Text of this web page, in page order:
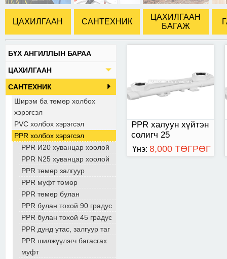
ЦАХИЛГААН САНТЕХНИК
ЦАХИЛГААН
БАГАЖ
БҮХ АНГИЛЛЫН БАРАА
ЦАХИЛГААН
САНТЕХНИК
Ширэм ба төмөр холбох
хэрэгсэл
PVC холбох хэрэгсэл
PPR холбох хэрэгсэл
PPR И20 хуванцар хоолой
PPR N25 хуванцар хоолой
PPR төмөр залгуур
PPR муфт төмөр
PPR төмөр булан
PPR булан тохой 90 градус
PPR булан тохой 45 градус
PPR дунд утас, залгуур таг
PPR шилжүүлэгч багасгах
муфт
PPR халуун хүйтэн
солигч 25
Үнэ: 8,000 ТӨГРӨГ